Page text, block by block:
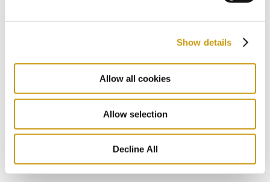
Show details
Allow all cookies
Allow selection
Decline All
MEHR